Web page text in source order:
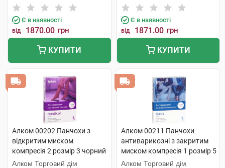
Є в наявності
від 1870.00 грн
КУПИТИ
Є в наявності
від 1871.00 грн
КУПИТИ
Алком 00202 Панчохи з
відкритим миском
компресія 2 розмір 3 чорний
1 пара
Алком Торговий дім
Алком 00211 Панчохи
антиварикозні з закритим
миском компресія 1 розмір 5
чорний 1 пара
Алком Торговий дім